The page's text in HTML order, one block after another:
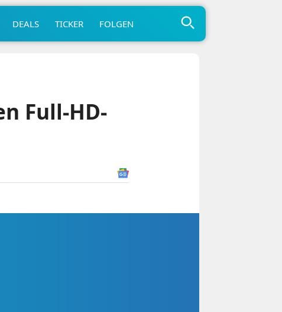
DEALS TICKER FOLGEN
Full-HD-